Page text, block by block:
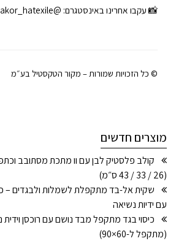
📸 עקבו אחרינו באינסטגרם: @makor_hatexile
© כל הזכויות שמורות – מקור הטקסטיל בע״מ
מוצרים חדשים
(26 / 33 / 43 ס״מ)
עם ידיות נשיאה
(מתקפל ל-60×90)